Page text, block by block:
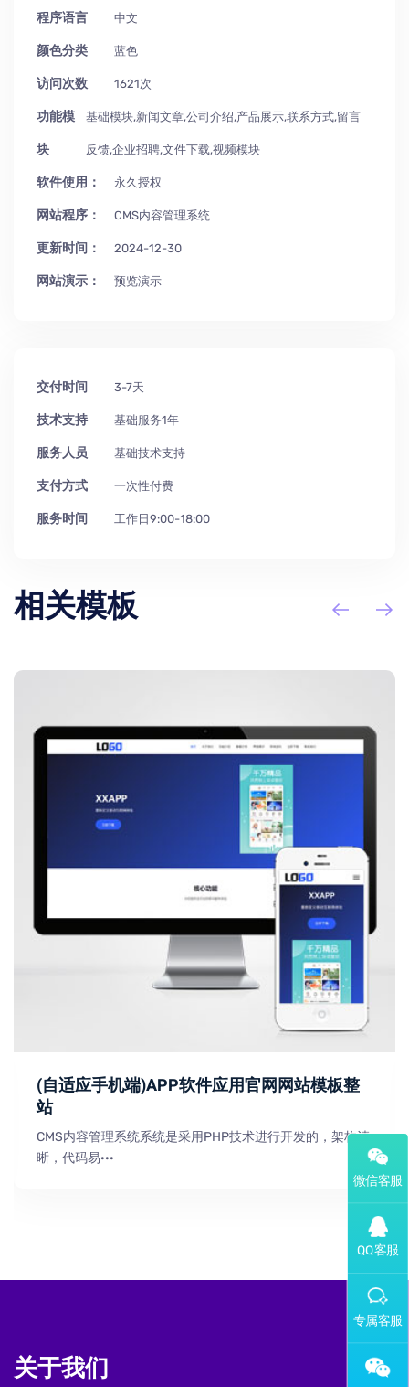
程序语言 中文
颜色分类 蓝色
访问次数 1621次
功能模
块
基础模块,新闻文章,公司介绍,产品展示,联系方式,留言
反馈,企业招聘,文件下载,视频模块
软件使用： 永久授权
网站程序： CMS内容管理系统
更新时间： 2024-12-30
网站演示： 预览演示
交付时间 3-7天
技术支持 基础服务1年
服务人员 基础技术支持
支付方式 一次性付费
服务时间 工作日9:00-18:00
相关模板
(自适应手机端)APP软件应用官网网站模板整
站
CMS内容管理系统系统是采用PHP技术进行开发的，架构清
晰，代码易···
关于我们